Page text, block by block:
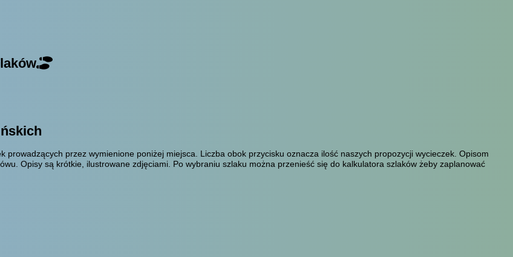
przez wymienione poniżej miejsca. Liczba obok przycisku oznacza ilość naszych propozycji wycieczek. Opisom
Opisy są krótkie, ilustrowane zdjęciami. Po wybraniu szlaku można przenieść się do kalkulatora szlaków żeby zaplanować